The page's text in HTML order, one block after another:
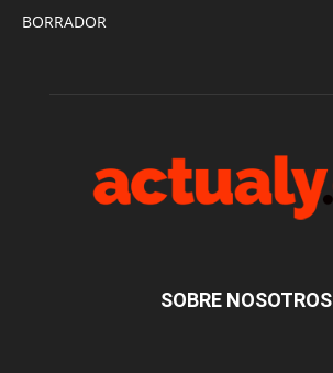
BORRADOR
SOBRE NOSOTROS